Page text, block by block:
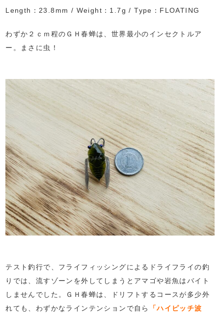
Length：23.8mm / Weight：1.7g / Type：FLOATING
わずか２ｃｍ程のＧＨ春蝉は、世界最小のインセクトルア
ー。まさに虫！
テスト釣行で、フライフィッシングによるドライフライの釣
りでは、流すゾーンを外してしまうとアマゴや岩魚はバイト
しませんでした。ＧＨ春蝉は、ドリフトするコースが多少外
れても、わずかなラインテンションで自ら
「ハイピッチ波